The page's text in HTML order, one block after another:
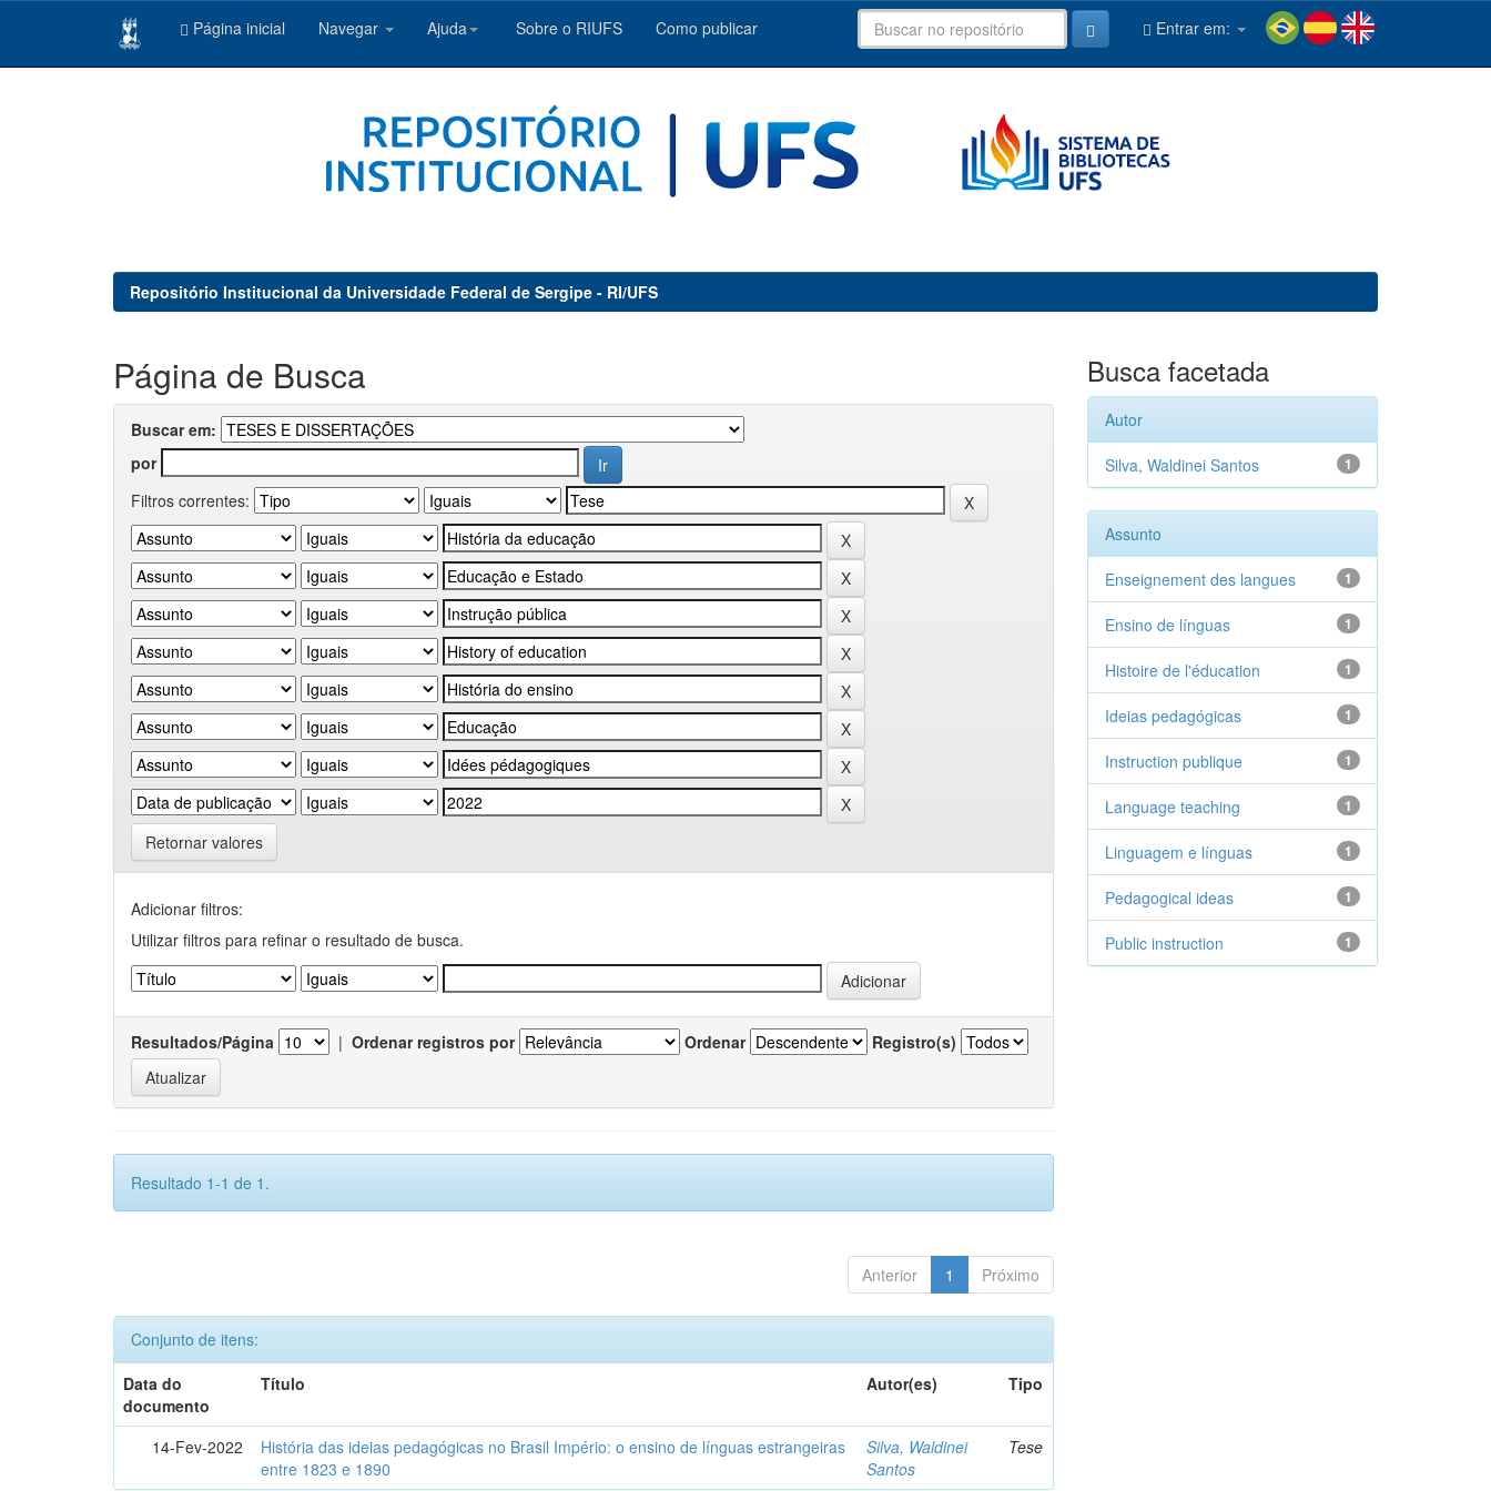
Página inicial Navegar Ajuda Sobre o RIUFS Como publicar Entrar em:
Repositório Institucional da Universidade Federal de Sergipe - RI/UFS
Página de Busca
Buscar em:
por
Filtros correntes:
Retornar valores
Adicionar filtros:
Utilizar filtros para refinar o resultado de busca.
Resultados/Página | Ordenar registros por Ordenar Registro(s)
Resultado 1-1 de 1.
Anterior 1 Próximo
Conjunto de itens:
Data do
documento
Título Autor(es) Tipo
14-Fev-2022
História das ideias pedagógicas no Brasil Império: o ensino de línguas estrangeiras
entre 1823 e 1890
Silva, Waldinei
Santos
Tese
Busca facetada
Autor
1
Silva, Waldinei Santos
Assunto
1
Enseignement des langues
1
Ensino de línguas
1
Histoire de l'éducation
1
Ideias pedagógicas
1
Instruction publique
1
Language teaching
1
Linguagem e línguas
1
Pedagogical ideas
1
Public instruction